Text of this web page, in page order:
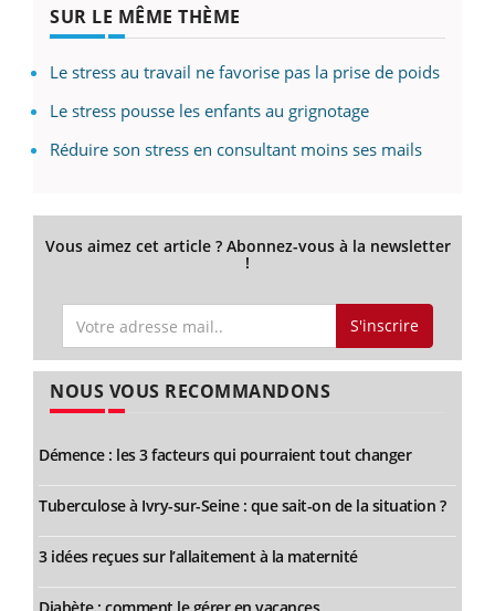
SUR LE MÊME THÈME
Le stress au travail ne favorise pas la prise de poids
Le stress pousse les enfants au grignotage
Réduire son stress en consultant moins ses mails
Vous aimez cet article ? Abonnez-vous à la newsletter
!
S'inscrire
NOUS VOUS RECOMMANDONS
Démence : les 3 facteurs qui pourraient tout changer
Tuberculose à Ivry-sur-Seine : que sait-on de la situation ?
3 idées reçues sur l’allaitement à la maternité